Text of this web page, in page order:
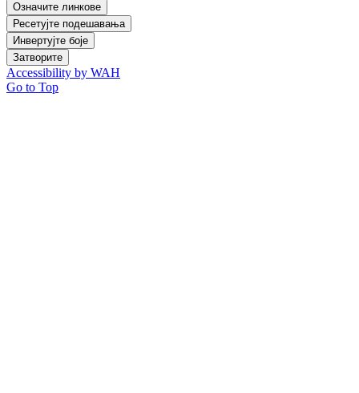
Означите линкове
Ресетујте подешавања
Инвертујте боје
Затворите
Accessibility by WAH
Go to Top